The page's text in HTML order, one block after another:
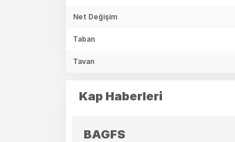
Net Değişim
Taban
Tavan
Kap Haberleri
BAGFS